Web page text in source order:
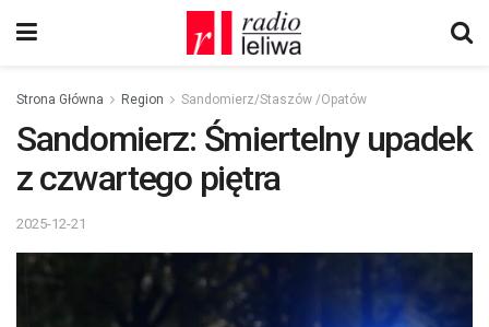
Strona Główna Region Sandomierz/Staszów /Opatów
Sandomierz: Śmiertelny upadek
z czwartego piętra
2025-12-21